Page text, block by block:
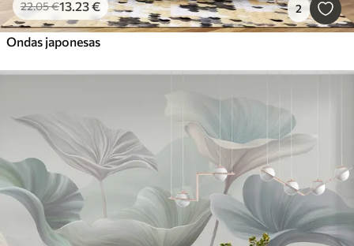
22.05€13.23€ 2
Ondas japonesas